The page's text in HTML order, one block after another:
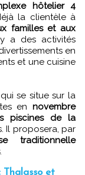
hôtelier 4
la clientèle à
familles et aux
a des activités
en
et une cuisine
se situe sur la
en novembre
piscines de la
Il proposera, par
traditionnelle
.
Thalasso et